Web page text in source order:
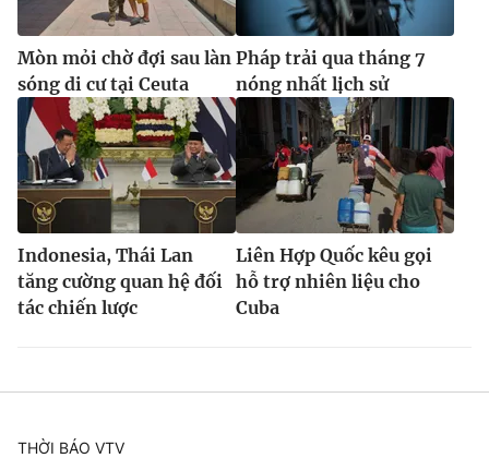
Mòn mỏi chờ đợi sau làn
sóng di cư tại Ceuta
Pháp trải qua tháng 7
nóng nhất lịch sử
Indonesia, Thái Lan
tăng cường quan hệ đối
tác chiến lược
Liên Hợp Quốc kêu gọi
hỗ trợ nhiên liệu cho
Cuba
THỜI BÁO VTV